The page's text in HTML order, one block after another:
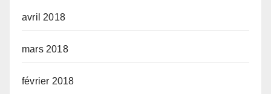
avril 2018
mars 2018
février 2018